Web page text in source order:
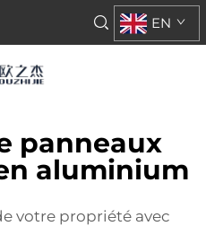
EN
panneaux
aluminium
votre propriété avec